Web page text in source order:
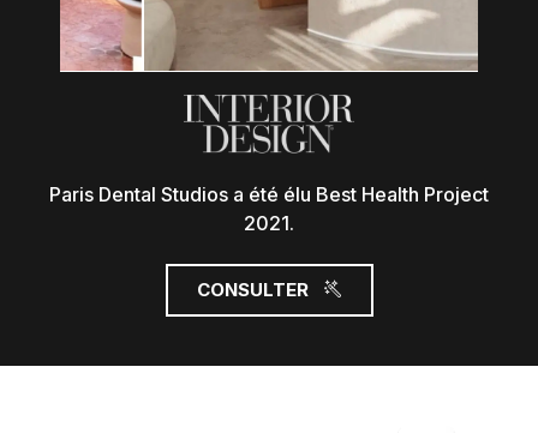
Paris Dental Studios a été élu Best Health Project
2021.
CONSULTER